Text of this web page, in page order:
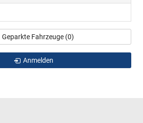
Geparkte Fahrzeuge (0)
Anmelden